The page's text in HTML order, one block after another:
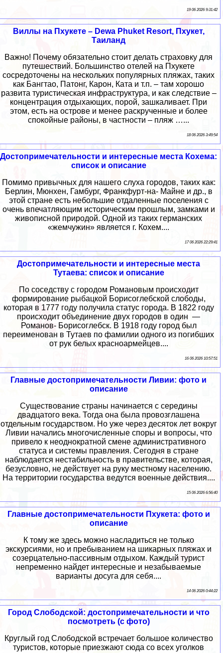
19 06 2026 9:31:42
Виллы на Пхукете – Dewa Phuket Resort, Пхукет,
Таиланд
Важно! Почему обязательно стоит делать страховку для
путешествий. Большинство отелей на Пхукете
сосредоточены на нескольких популярных пляжах, таких
как Бангтао, Патонг, Карон, Ката и т.п. – там хорошо
развита туристическая инфраструктура, и как следствие –
концентрация отдыхающих, порой, зашкаливает. При
этом, есть на острове и менее раскрученные и более
спокойные районы, в частности – пляж …...
18 06 2026 3:49:54
Достопримечательности и интересные места Кохема:
список и описание
Помимо привычных для нашего слуха городов, таких как:
Берлин, Мюнхен, Гамбург, Франкфурт-на- Майне и др., в
этой стране есть небольшие отдаленные поселения с
очень впечатляющим историческим прошлым, замками и
живописной природой. Одной из таких германских
«жемчужин» является г. Кохем....
17 06 2026 22:29:41
Достопримечательности и интересные места
Тутаева: список и описание
По соседству с городом Романовым происходит
формирование рыбацкой Борисоглебской слободы,
которая в 1777 году получила статус города. В 1822 году
происходит объединение двух городов в один —
Романов- Борисоглебск. В 1918 году город был
переименован в Тутаев по фамилии одного из погибших
от рук белых красноармейцев....
16 06 2026 10:57:51
Главные достопримечательности Ливии: фото и
описание
Существование страны начинается с середины
двадцатого века. Тогда она была провозглашена
отдельным государством. Но уже через десяток лет вокруг
Ливии начались многочисленные споры и вопросы, что
привело к неоднократной смене административного
статуса и системы правления. Сегодня в стране
наблюдается нестабильность в правительстве, которая,
безусловно, не действует на руку местному населению.
На территории государства ведутся военные действия....
15 06 2026 6:56:40
Главные достопримечательности Пхукета: фото и
описание
К тому же здесь можно насладиться не только
экскурсиями, но и пребыванием на шикарных пляжах и
созерцательно-пассивным отдыхом. Каждый турист
непременно найдет интересные и незабываемые
варианты досуга для себя....
14 06 2026 0:44:22
Город Слободской: достопримечательности и что
посмотреть (с фото)
Круглый год Слободской встречает большое количество
туристов, которые приезжают сюда со всех уголков